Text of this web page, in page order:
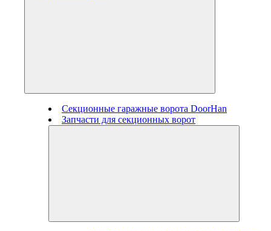
Секционные гаражные ворота DoorHan
Запчасти для секционных ворот